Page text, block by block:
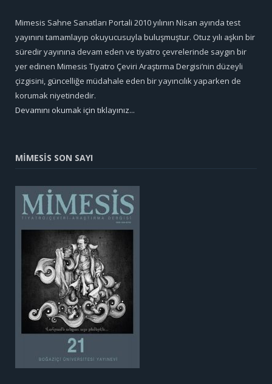
Mimesis Sahne Sanatları Portali 2010 yılının Nisan ayında test
yayınını tamamlayıp okuyucusuyla buluşmuştur. Otuz yılı aşkın bir
süredir yayınına devam eden ve tiyatro çevrelerinde saygın bir
yer edinen Mimesis Tiyatro Çeviri Araştırma Dergisi’nin düzeyli
çizgisini, güncelliğe müdahale eden bir yayıncılık yaparken de
korumak niyetindedir.
Devamını okumak için tıklayınız...
MİMESİS SON SAYI